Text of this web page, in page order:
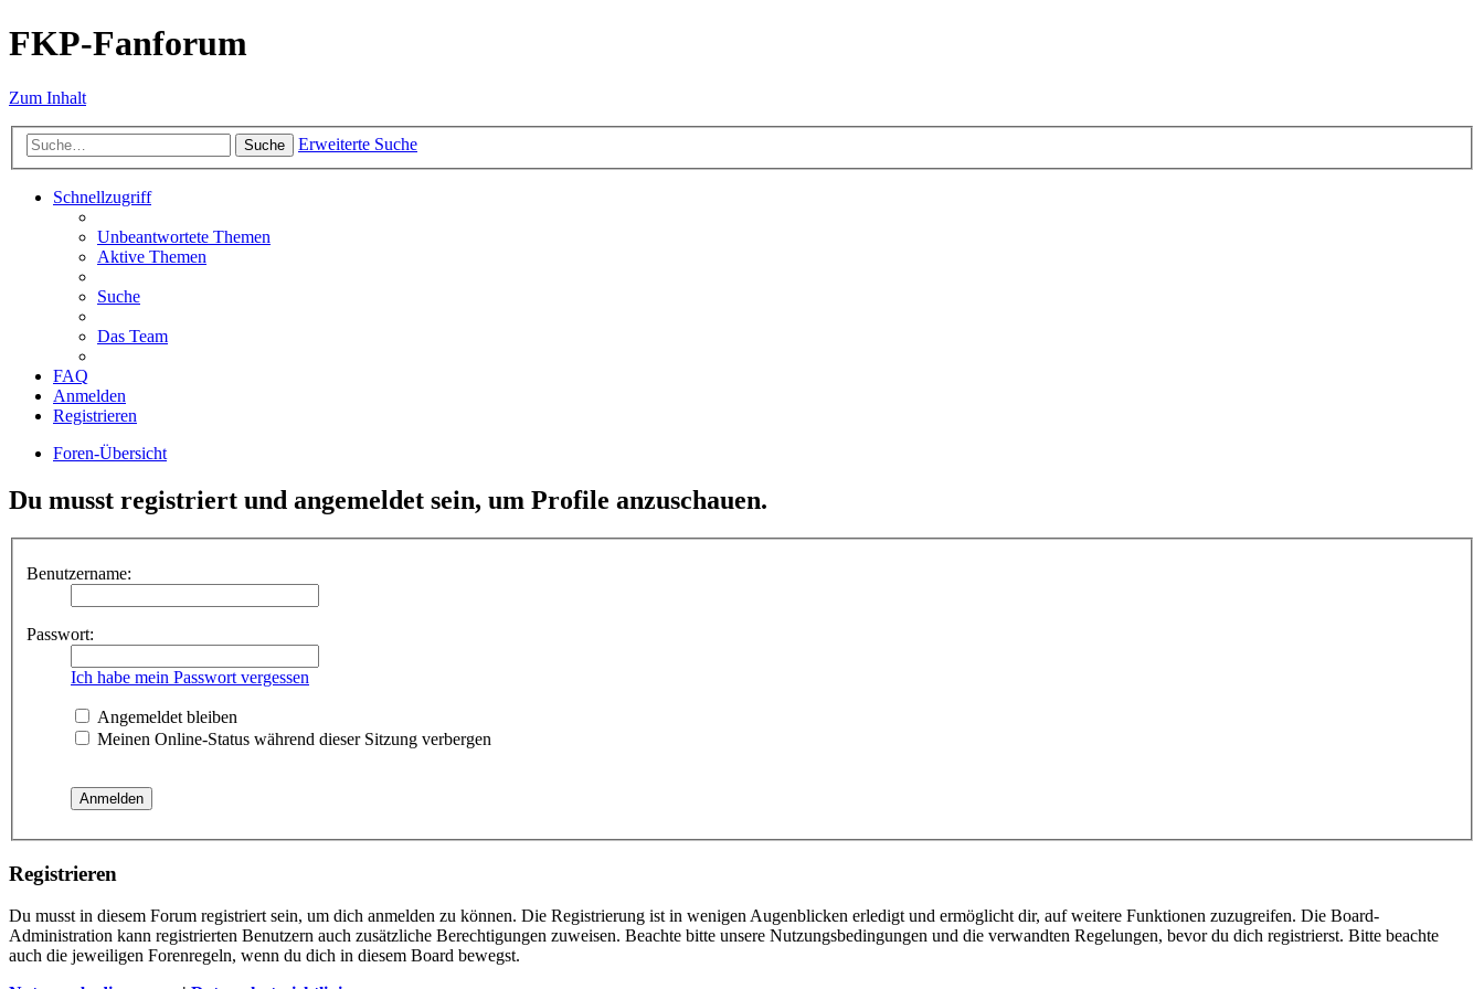
FKP-Fanforum
Zum Inhalt
Suche Erweiterte Suche
Schnellzugriff
Unbeantwortete Themen
Aktive Themen
Suche
Das Team
FAQ
Anmelden
Registrieren
Foren-Übersicht
Du musst registriert und angemeldet sein, um Profile anzuschauen.
Benutzername:
Passwort:
Ich habe mein Passwort vergessen
Angemeldet bleiben
Meinen Online-Status während dieser Sitzung verbergen
Registrieren
Du musst in diesem Forum registriert sein, um dich anmelden zu können. Die Registrierung ist in wenigen Augenblicken erledigt und ermöglicht dir, auf weitere Funktionen zuzugreifen. Die Board-
Administration kann registrierten Benutzern auch zusätzliche Berechtigungen zuweisen. Beachte bitte unsere Nutzungsbedingungen und die verwandten Regelungen, bevor du dich registrierst. Bitte beachte
auch die jeweiligen Forenregeln, wenn du dich in diesem Board bewegst.